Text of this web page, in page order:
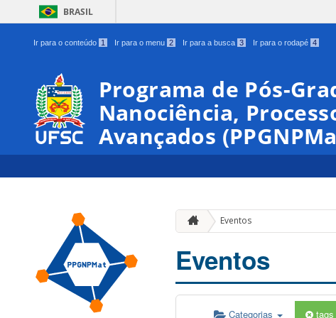
BRASIL
Ir para o conteúdo 1 Ir para o menu 2 Ir para a busca 3 Ir para o rodapé 4
Programa de Pós-
Nanociência,
Avançados
Eventos
Eventos
Categorias tags